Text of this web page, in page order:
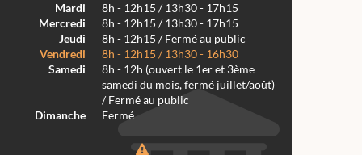
Mardi
8h - 12h15 / 13h30 - 17h15
Mercredi
8h - 12h15 / 13h30 - 17h15
Jeudi
8h - 12h15 / Fermé au public
Vendredi
8h - 12h15 / 13h30 - 16h30
Samedi
8h - 12h (ouvert le 1er et 3ème
samedi du mois, fermé juillet/août)
/ Fermé au public
Dimanche
Fermé